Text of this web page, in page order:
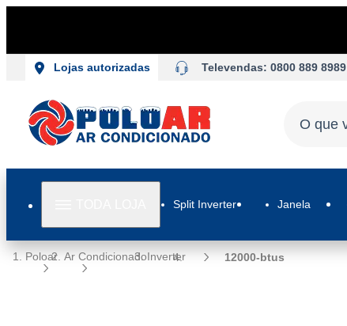
Lojas autorizadas Televendas: 0800 889 8989
Split Inverter Janela
Poloar Ar CondicionadoInverter 12000-btus
Ar Condicionado Inverter 12000 BTUs | Poloar